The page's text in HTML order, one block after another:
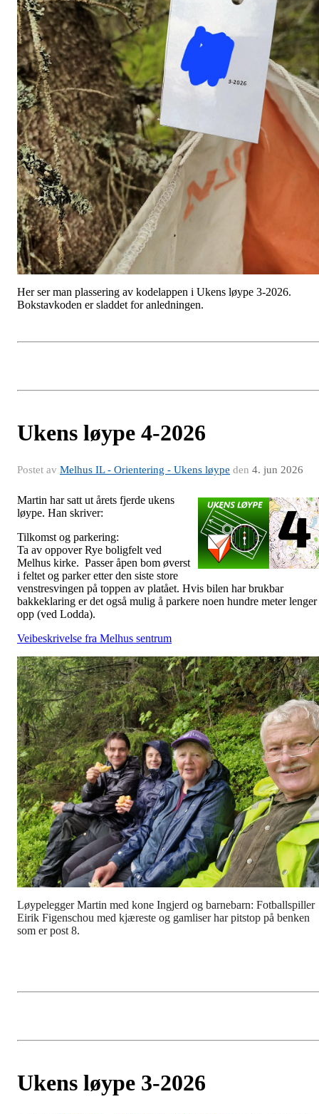
Her ser man plassering av kodelappen i Ukens løype 3-2026.
Bokstavkoden er sladdet for anledningen.
Ukens løype 4-2026
Postet av Melhus IL - Orientering - Ukens løype den 4. jun 2026
Martin har satt ut årets fjerde ukens
løype. Han skriver:
Tilkomst og parkering:
Ta av oppover Rye boligfelt ved
Melhus kirke. Passer åpen bom øverst
i feltet og parker etter den siste store
venstresvingen på toppen av platået. Hvis bilen har brukbar
bakkeklaring er det også mulig å parkere noen hundre meter lenger
opp (ved Lodda).
Veibeskrivelse fra Melhus sentrum
Løypelegger Martin med kone Ingjerd og barnebarn: Fotballspiller
Eirik Figenschou med kjæreste og gamliser har pitstop på benken
som er post 8.
Ukens løype 3-2026